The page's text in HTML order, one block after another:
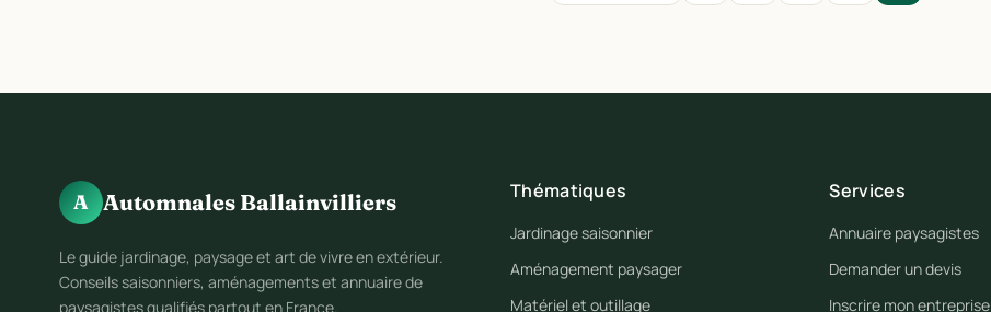
A Automnales Ballainvilliers
Le guide jardinage, paysage et art de vivre en extérieur.
Conseils saisonniers, aménagements et annuaire de
paysagistes qualifiés partout en France.
Thématiques
Jardinage saisonnier
Aménagement paysager
Matériel et outillage
Services
Annuaire paysagistes
Demander un devis
Inscrire mon entreprise